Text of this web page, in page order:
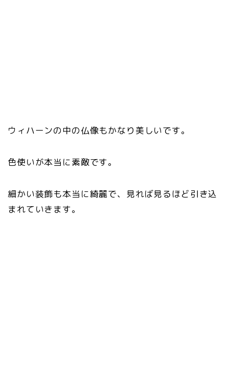
ウィハーンの中の仏像もかなり美しいです。
色使いが本当に素敵です。
細かい装飾も本当に綺麗で、見れば見るほど引き込
まれていきます。